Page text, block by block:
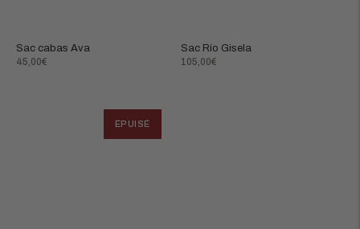
Sac cabas Ava
Prix
45,00€
Sac Río Gisela
Prix
105,00€
ÉPUISÉ